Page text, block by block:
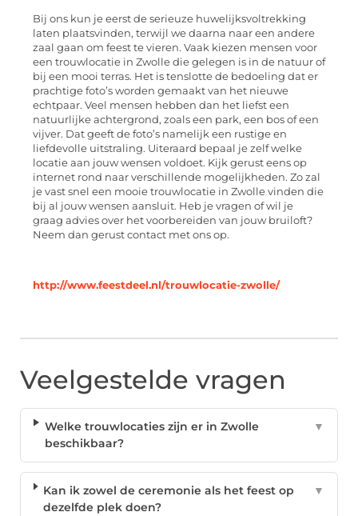
Bij ons kun je eerst de serieuze huwelijksvoltrekking
laten plaatsvinden, terwijl we daarna naar een andere
zaal gaan om feest te vieren. Vaak kiezen mensen voor
een trouwlocatie in Zwolle die gelegen is in de natuur of
bij een mooi terras. Het is tenslotte de bedoeling dat er
prachtige foto’s worden gemaakt van het nieuwe
echtpaar. Veel mensen hebben dan het liefst een
natuurlijke achtergrond, zoals een park, een bos of een
vijver. Dat geeft de foto’s namelijk een rustige en
liefdevolle uitstraling. Uiteraard bepaal je zelf welke
locatie aan jouw wensen voldoet. Kijk gerust eens op
internet rond naar verschillende mogelijkheden. Zo zal
je vast snel een mooie trouwlocatie in Zwolle vinden die
bij al jouw wensen aansluit. Heb je vragen of wil je
graag advies over het voorbereiden van jouw bruiloft?
Neem dan gerust contact met ons op.
http://www.feestdeel.nl/trouwlocatie-zwolle/
Veelgestelde vragen
Welke trouwlocaties zijn er in Zwolle
beschikbaar?
▼
Kan ik zowel de ceremonie als het feest op
dezelfde plek doen?
▼